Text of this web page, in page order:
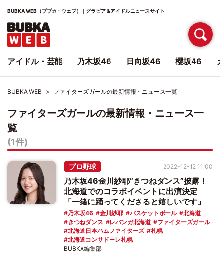
BUBKA WEB（ブブカ・ウェブ）｜グラビア＆アイドルニュースサイト
BUBKA WEB ファイターズガールの最新情報・ニュース一覧
ファイターズガールの最新情報・ニュース一
覧
(1件)
プロ野球
乃木坂46金川紗耶“きつねダンス”披露！
北海道でのコラボイベントに出演決定
「一緒に踊ってくださると嬉しいです」
乃木坂46 金川紗耶 バスケットボール
北海道
きつねダンス
レバンガ北海道
ファイターズガール
北海道日本ハムファイターズ
札幌
北海道コンサドーレ札幌
2022-12-12 11:00
BUBKA編集部
アイドル・芸能 乃木坂46 日向坂46 櫻坂46